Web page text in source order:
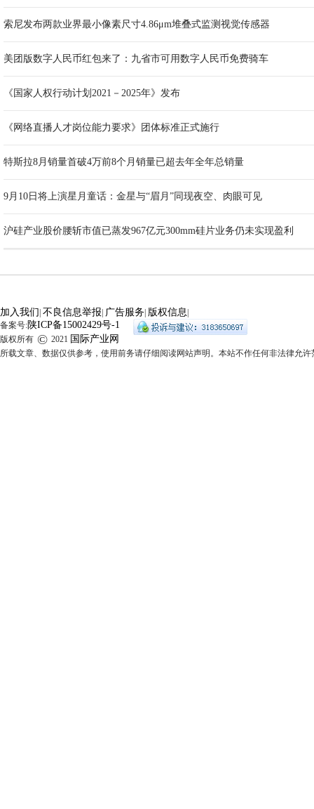
索尼发布两款业界最小像素尺寸4.86μm堆叠式监测视觉传感器
美团版数字人民币红包来了：九省市可用数字人民币免费骑车
《国家人权行动计划2021－2025年》发布
《网络直播人才岗位能力要求》团体标准正式施行
特斯拉8月销量首破4万前8个月销量已超去年全年总销量
9月10日将上演星月童话：金星与“眉月”同现夜空、肉眼可见
沪硅产业股价腰斩市值已蒸发967亿元300mm硅片业务仍未实现盈利
加入我们 不良信息举报 广告服务 版权信息
备案号:陕ICP备15002429号-1
版权所有 © 2021 国际产业网
所载文章、数据仅供参考，使用前务请仔细阅读网站声明。本站不作任何非法律允许